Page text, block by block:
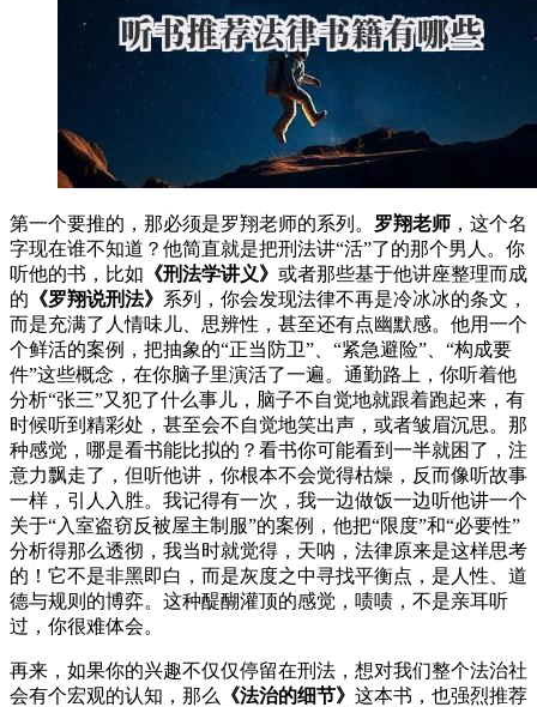
第一个要推的，那必须是罗翔老师的系列。 罗翔老师 ，这个名
字现在谁不知道？他简直就是把刑法讲“活”了的那个男人。你
听他的书，比如 《刑法学讲义》 或者那些基于他讲座整理而成
的 《罗翔说刑法》 系列，你会发现法律不再是冷冰冰的条文，
而是充满了人情味儿、思辨性，甚至还有点幽默感。他用一个
个鲜活的案例，把抽象的“正当防卫”、“紧急避险”、“构成要
件”这些概念，在你脑子里演活了一遍。通勤路上，你听着他
分析“张三”又犯了什么事儿，脑子不自觉地就跟着跑起来，有
时候听到精彩处，甚至会不自觉地笑出声，或者皱眉沉思。那
种感觉，哪是看书能比拟的？看书你可能看到一半就困了，注
意力飘走了，但听他讲，你根本不会觉得枯燥，反而像听故事
一样，引人入胜。我记得有一次，我一边做饭一边听他讲一个
关于“入室盗窃反被屋主制服”的案例，他把“限度”和“必要性”
分析得那么透彻，我当时就觉得，天呐，法律原来是这样思考
的！它不是非黑即白，而是灰度之中寻找平衡点，是人性、道
德与规则的博弈。这种醍醐灌顶的感觉，啧啧，不是亲耳听
过，你很难体会。
再来，如果你的兴趣不仅仅停留在刑法，想对我们整个法治社
会有个宏观的认知，那么
《法治的细节》 这本书，也强烈推荐